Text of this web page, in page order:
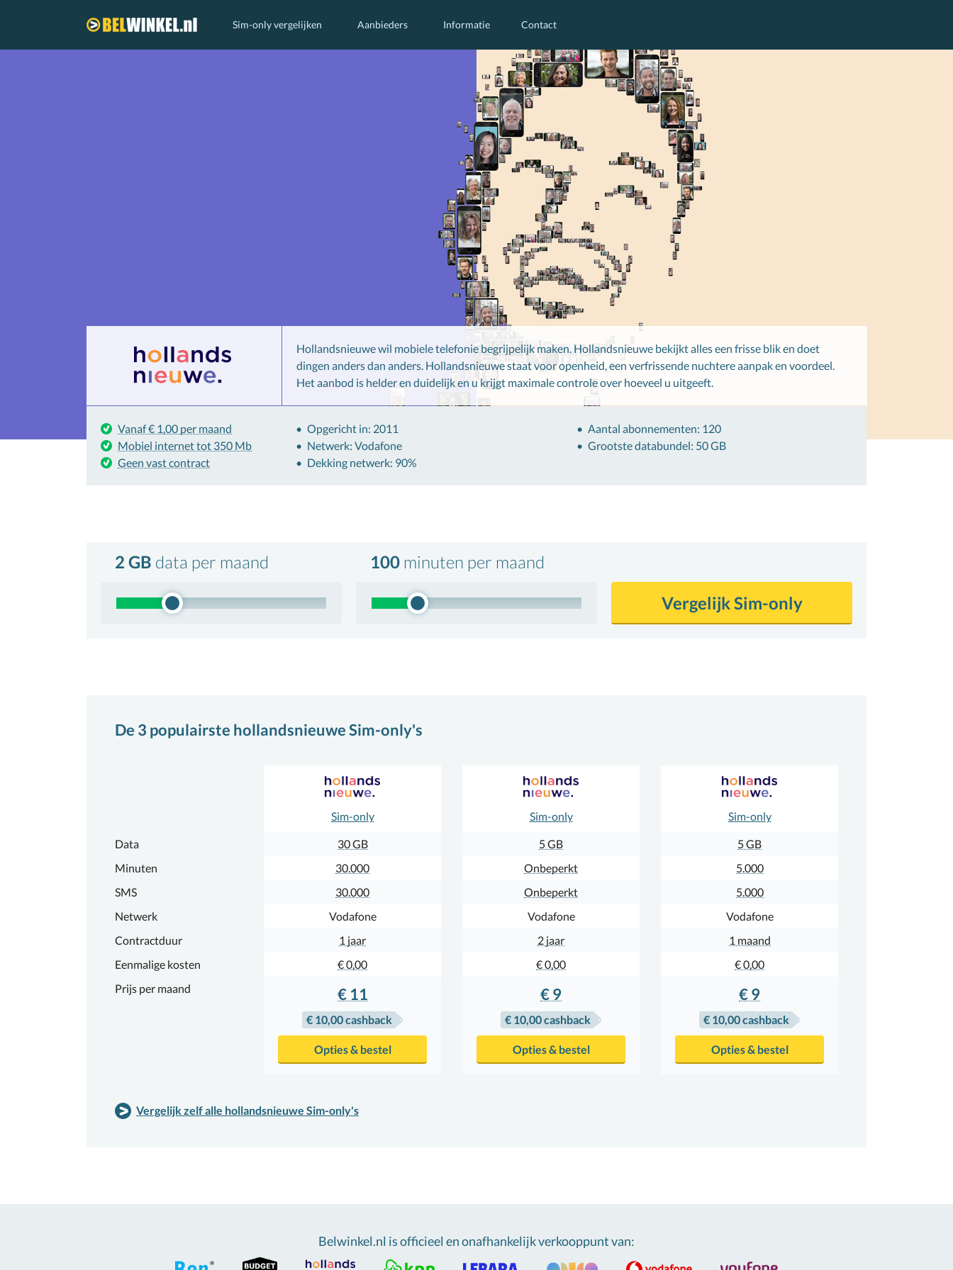
Sim-only vergelijken Aanbieders Informatie Contact
Hollandsnieuwe wil mobiele telefonie begrijpelijk maken. Hollandsnieuwe bekijkt alles een frisse blik en doet
dingen anders dan anders. Hollandsnieuwe staat voor openheid, een verfrissende nuchtere aanpak en voordeel.
Het aanbod is helder en duidelijk en u krijgt maximale controle over hoeveel u uitgeeft.
Vanaf € 1,00 per maand
Mobiel internet tot 350 Mb
Geen vast contract
Opgericht in: 2011
Netwerk: Vodafone
Dekking netwerk: 90%
Aantal abonnementen: 120
Grootste databundel: 50 GB
2 GB data per maand 100 minuten per maand
Vergelijk Sim-only
De 3 populairste hollandsnieuwe Sim-only's
Sim-only Sim-only Sim-only
Data 30 GB 5 GB
5 GB
Minuten
30.000 Onbeperkt
5.000
SMS
30.000 Onbeperkt
5.000
Netwerk
Vodafone Vodafone
Vodafone
Contractduur
1 jaar 2 jaar
1 maand
Eenmalige kosten
€ 0,00 € 0,00
€ 0,00
Prijs per maand
€ 11
€ 10,00cashback
Opties & bestel
€ 9
€ 10,00cashback
Opties & bestel
€ 9
€ 10,00cashback
Opties & bestel
Vergelijk zelf alle hollandsnieuwe Sim-only's
Belwinkel.nl is officieel en onafhankelijk verkooppunt van: